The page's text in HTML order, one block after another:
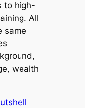
to high-
All
same
wealth